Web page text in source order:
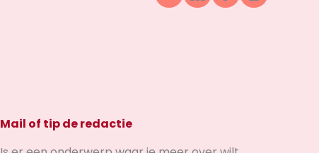
Mail of tip de redactie